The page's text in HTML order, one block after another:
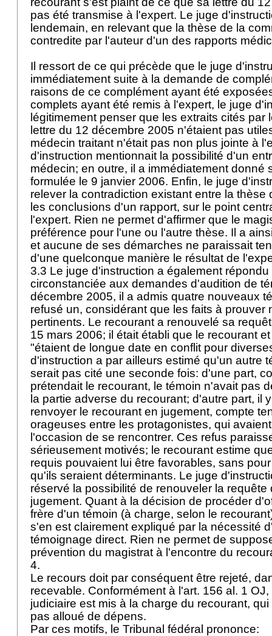
pas été transmise à l'expert. Le juge
lendemain, en relevant que la thèse de la
contredite par l'auteur d'un des rapports
Il ressort de ce qui précède que le juge
immédiatement suite à la demande de
raisons de ce complément ayant été
complets ayant été remis à l'expert, le juge
légitimement penser que les extraits cités par
lettre du 12 décembre 2005 n'étaient pas
médecin traitant n'était pas non plus jointe à
d'instruction mentionnait la possibilité d'un
médecin; en outre, il a immédiatement donné
formulée le 9 janvier 2006. Enfin, le juge
relever la contradiction existant entre la thèse
les conclusions d'un rapport, sur le point
l'expert. Rien ne permet d'affirmer que le
préférence pour l'une ou l'autre thèse. Il a
et aucune de ses démarches ne paraissait
d'une quelconque manière le résultat de
3.3 Le juge d'instruction a également
circonstanciée aux demandes d'audition de
décembre 2005, il a admis quatre nouveaux
refusé un, considérant que les faits à prouver
pertinents. Le recourant a renouvelé sa
15 mars 2006; il était établi que le recourant
"étaient de longue date en conflit pour
d'instruction a par ailleurs estimé qu'un autre
serait pas cité une seconde fois: d'une part,
prétendait le recourant, le témoin n'avait pas
la partie adverse du recourant; d'autre part, il
renvoyer le recourant en jugement, compte
orageuses entre les protagonistes, qui
l'occasion de se rencontrer. Ces refus
sérieusement motivés; le recourant estime
requis pouvaient lui être favorables, sans
qu'ils seraient déterminants. Le juge
réservé la possibilité de renouveler la requête
jugement. Quant à la décision de procéder
frère d'un témoin (à charge, selon le
s'en est clairement expliqué par la nécessité
témoignage direct. Rien ne permet de
prévention du magistrat à l'encontre du
4.
Le recours doit par conséquent être rejeté,
recevable. Conformément à l'art. 156 al. 1 OJ,
judiciaire est mis à la charge du recourant,
pas alloué de dépens.
Par ces motifs, le Tribunal fédéral prononce: